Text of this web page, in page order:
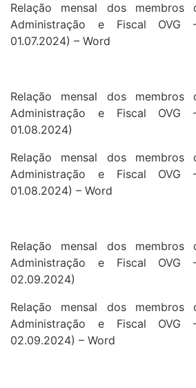
Relação mensal dos membros
Administração e Fiscal OVG
01.07.2024) – Word
Relação mensal dos membros
Administração e Fiscal OVG
01.08.2024)
Relação mensal dos membros
Administração e Fiscal OVG
01.08.2024) – Word
Relação mensal dos membros
Administração e Fiscal OVG
02.09.2024)
Relação mensal dos membros
Administração e Fiscal OVG
02.09.2024) – Word